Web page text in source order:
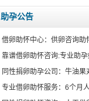
助孕公告
借卵助怀中心：供卵咨询助
靠谱借卵助怀咨询:专业助
同性捐卵助孕公司：牛油
专业借卵助怀服务：6个月